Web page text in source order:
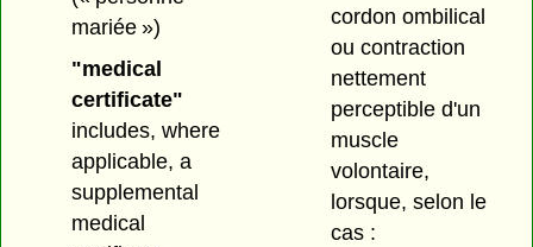
mariée »)
"medical
certificate"
includes, where
applicable, a
supplemental
medical
cordon ombilical
ou contraction
nettement
perceptible d'un
muscle
volontaire,
lorsque, selon le
cas :